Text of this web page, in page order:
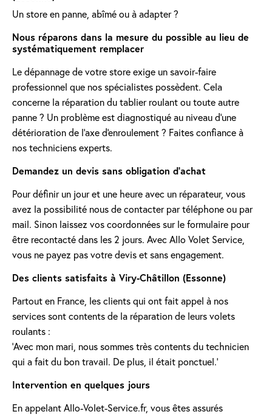
Un store en panne, abîmé ou à adapter ?
Nous réparons dans la mesure du possible au lieu de
systématiquement remplacer
Le dépannage de votre store exige un savoir-faire
professionnel que nos spécialistes possèdent. Cela
concerne la réparation du tablier roulant ou toute autre
panne ? Un problème est diagnostiqué au niveau d'une
détérioration de l'axe d'enroulement ? Faites confiance à
nos techniciens experts.
Demandez un devis sans obligation d'achat
Pour définir un jour et une heure avec un réparateur, vous
avez la possibilité nous de contacter par téléphone ou par
mail. Sinon laissez vos coordonnées sur le formulaire pour
être recontacté dans les 2 jours. Avec Allo Volet Service,
vous ne payez pas votre devis et sans engagement.
Des clients satisfaits à Viry-Châtillon (Essonne)
Partout en France, les clients qui ont fait appel à nos
services sont contents de la réparation de leurs volets
roulants :
'Avec mon mari, nous sommes très contents du technicien
qui a fait du bon travail. De plus, il était ponctuel.'
Intervention en quelques jours
En appelant Allo-Volet-Service.fr, vous êtes assurés